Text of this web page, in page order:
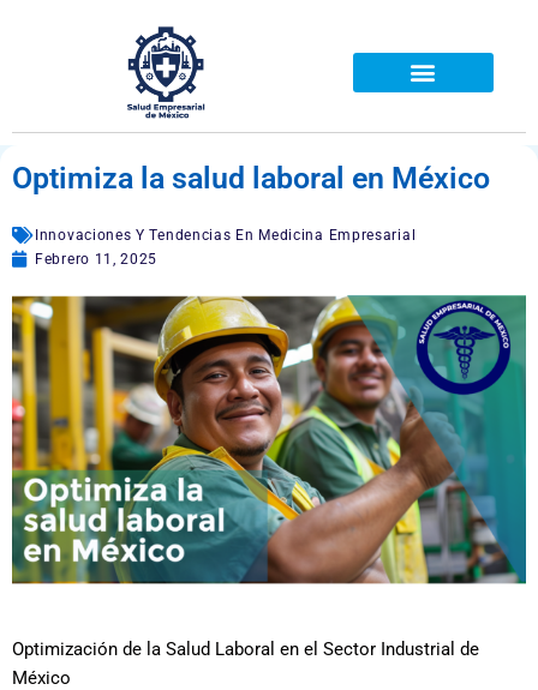
Optimiza la salud laboral en México
Innovaciones Y Tendencias En Medicina Empresarial
Febrero 11, 2025
Optimización de la Salud Laboral en el Sector Industrial de
México